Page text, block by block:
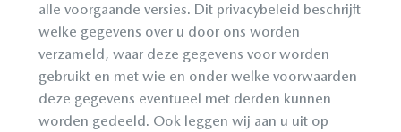
alle voorgaande versies. Dit privacybeleid beschrijft
welke gegevens over u door ons worden
verzameld, waar deze gegevens voor worden
gebruikt en met wie en onder welke voorwaarden
deze gegevens eventueel met derden kunnen
worden gedeeld. Ook leggen wij aan u uit op